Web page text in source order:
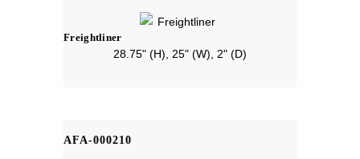
Freightliner
28.75" (H), 25" (W), 2" (D)
AFA-000210